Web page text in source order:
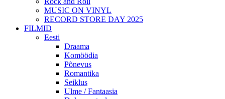
MUSIC ON VINYL
RECORD STORE DAY 2025
FILMID
Eesti
Draama
Komöödia
Põnevus
Romantika
Seiklus
Ulme / Fantaasia